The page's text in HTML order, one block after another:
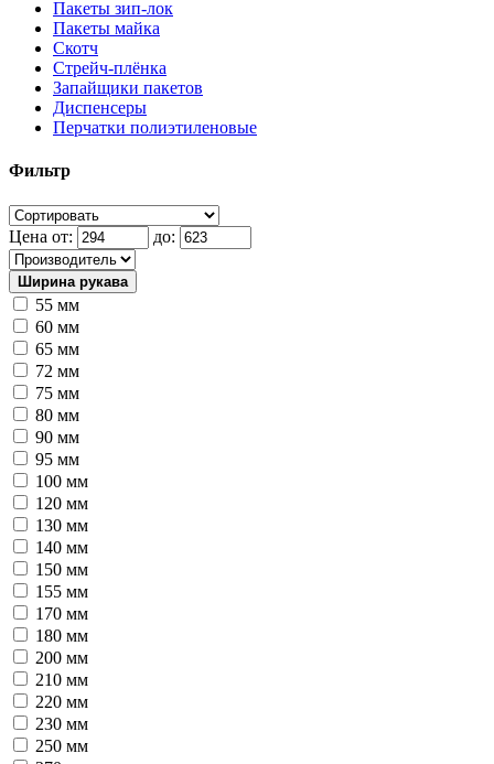
Пакеты зип-лок
Пакеты майка
Скотч
Стрейч-плёнка
Запайщики пакетов
Диспенсеры
Перчатки полиэтиленовые
Фильтр
Цена от: до:
Ширина рукава
55 мм
60 мм
65 мм
72 мм
75 мм
80 мм
90 мм
95 мм
100 мм
120 мм
130 мм
140 мм
150 мм
155 мм
170 мм
180 мм
200 мм
210 мм
220 мм
230 мм
250 мм